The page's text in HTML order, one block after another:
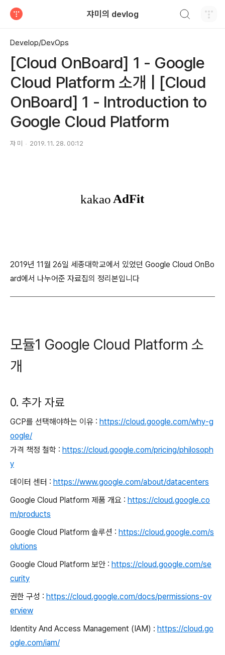
쟈미의 devlog
Develop/DevOps
[Cloud OnBoard] 1 - Google
Cloud Platform 소개 | [Cloud
OnBoard] 1 - Introduction to
Google Cloud Platform
쟈 미 2019. 11. 28. 00:12
2019년 11월 26일 세종대학교에서 있었던 Google Cloud OnBo
ard에서 나누어준 자료집의 정리본입니다
모듈1 Google Cloud Platform 소
개
0. 추가 자료
GCP를 선택해야하는 이유 : https://cloud.google.com/why-g
oogle/
가격 책정 철학 : https://cloud.google.com/pricing/philosoph
y
데이터 센터 : https://www.google.com/about/datacenters
Google Cloud Platform 제품 개요 : https://cloud.google.co
m/products
Google Cloud Platform 솔루션 : https://cloud.google.com/s
olutions
Google Cloud Platform 보안 : https://cloud.google.com/se
curity
권한 구성 : https://cloud.google.com/docs/permissions-ov
erview
Identity And Access Management (IAM) : https://cloud.go
ogle.com/iam/